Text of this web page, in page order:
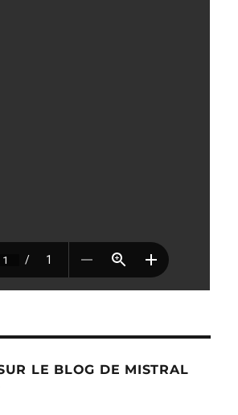
LE BLOG DE MISTRAL